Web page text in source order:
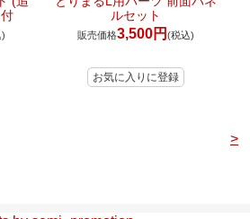
ルセット
販売価格3,500円 (税込)
>